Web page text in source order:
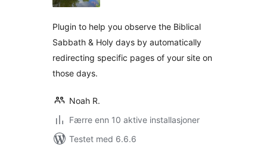
Plugin to help you observe the Biblical
Sabbath & Holy days by automatically
redirecting specific pages of your site on
those days.
Noah R.
Færre enn 10 aktive installasjoner
Testet med 6.6.6